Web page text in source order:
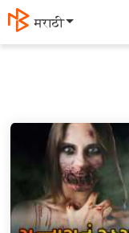
मराठी